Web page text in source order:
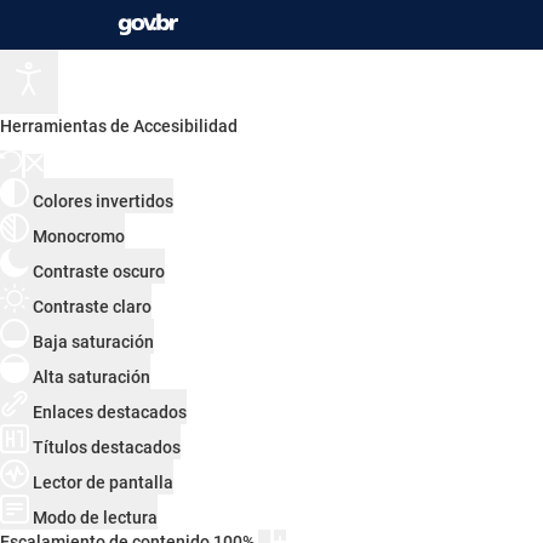
Herramientas de Accesibilidad
Colores invertidos
Monocromo
Contraste oscuro
Contraste claro
Baja saturación
Alta saturación
Enlaces destacados
Títulos destacados
Lector de pantalla
Modo de lectura